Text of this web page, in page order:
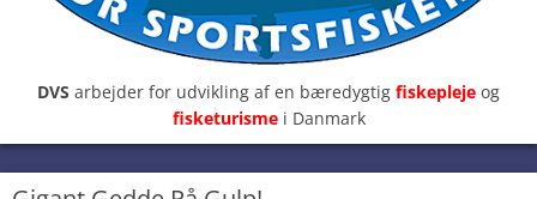
DVS arbejder for udvikling af en bæredygtig fiskepleje og
fisketurisme i Danmark